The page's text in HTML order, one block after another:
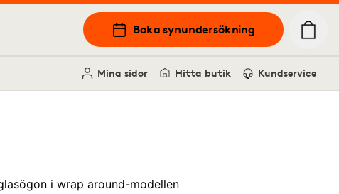
Boka synundersökning
Mina sidor Hitta butik Kundservice
i wrap around-modellen